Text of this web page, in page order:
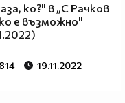
ко?" в „С Рачков
е възможно"
19.11.2022